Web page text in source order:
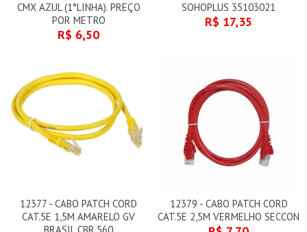
CMX AZUL (1°LINHA). PREÇO
POR METRO
R$ 6,50
SOHOPLUS 35103021
R$ 17,35
12377 - CABO PATCH CORD
CAT.5E 1,5M AMARELO GV
12379 - CABO PATCH CORD
CAT.5E 2,5M VERMELHO SECCON